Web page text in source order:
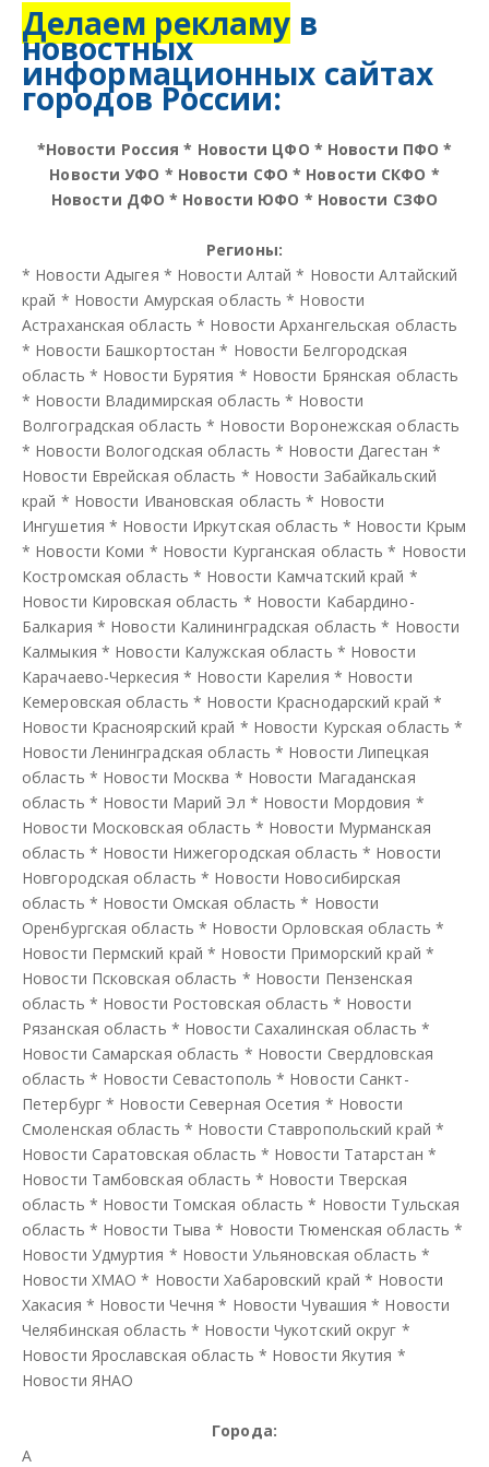
Делаем рекламу в
новостных
информационных сайтах
городов России:
*Новости Россия * Новости ЦФО * Новости ПФО *
Новости УФО * Новости СФО * Новости СКФО *
Новости ДФО * Новости ЮФО * Новости СЗФО
Регионы:
* Новости Адыгея * Новости Алтай * Новости Алтайский
край * Новости Амурская область * Новости
Астраханская область * Новости Архангельская область
* Новости Башкортостан * Новости Белгородская
область * Новости Бурятия * Новости Брянская область
* Новости Владимирская область * Новости
Волгоградская область * Новости Воронежская область
* Новости Вологодская область * Новости Дагестан *
Новости Еврейская область * Новости Забайкальский
край * Новости Ивановская область * Новости
Ингушетия * Новости Иркутская область * Новости Крым
* Новости Коми * Новости Курганская область * Новости
Костромская область * Новости Камчатский край *
Новости Кировская область * Новости Кабардино-
Балкария * Новости Калининградская область * Новости
Калмыкия * Новости Калужская область * Новости
Карачаево-Черкесия * Новости Карелия * Новости
Кемеровская область * Новости Краснодарский край *
Новости Красноярский край * Новости Курская область *
Новости Ленинградская область * Новости Липецкая
область * Новости Москва * Новости Магаданская
область * Новости Марий Эл * Новости Мордовия *
Новости Московская область * Новости Мурманская
область * Новости Нижегородская область * Новости
Новгородская область * Новости Новосибирская
область * Новости Омская область * Новости
Оренбургская область * Новости Орловская область *
Новости Пермский край * Новости Приморский край *
Новости Псковская область * Новости Пензенская
область * Новости Ростовская область * Новости
Рязанская область * Новости Сахалинская область *
Новости Самарская область * Новости Свердловская
область * Новости Севастополь * Новости Санкт-
Петербург* Новости Северная Осетия * Новости
Смоленская область * Новости Ставропольский край *
Новости Саратовская область * Новости Татарстан *
Новости Тамбовская область * Новости Тверская
область * Новости Томская область * Новости Тульская
область * Новости Тыва * Новости Тюменская область *
Новости Удмуртия * Новости Ульяновская область *
Новости ХМАО * Новости Хабаровский край * Новости
Хакасия * Новости Чечня * Новости Чувашия * Новости
Челябинская область * Новости Чукотский округ *
Новости Ярославская область * Новости Якутия *
Новости ЯНАО
Города:
А